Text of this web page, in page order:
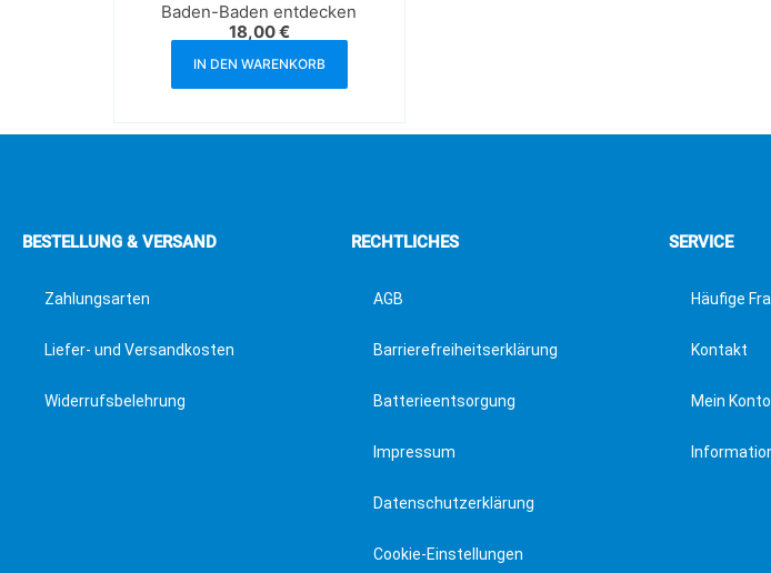
Baden-Baden entdecken
18,00€
IN DEN WARENKORB
BESTELLUNG & VERSAND
Zahlungsarten
Liefer- und Versandkosten
Widerrufsbelehrung
RECHTLICHES
AGB
Barrierefreiheitserklärung
Batterieentsorgung
Impressum
Datenschutzerklärung
Cookie-Einstellungen
SERVICE
Häufige
Kontakt
Mein Konto